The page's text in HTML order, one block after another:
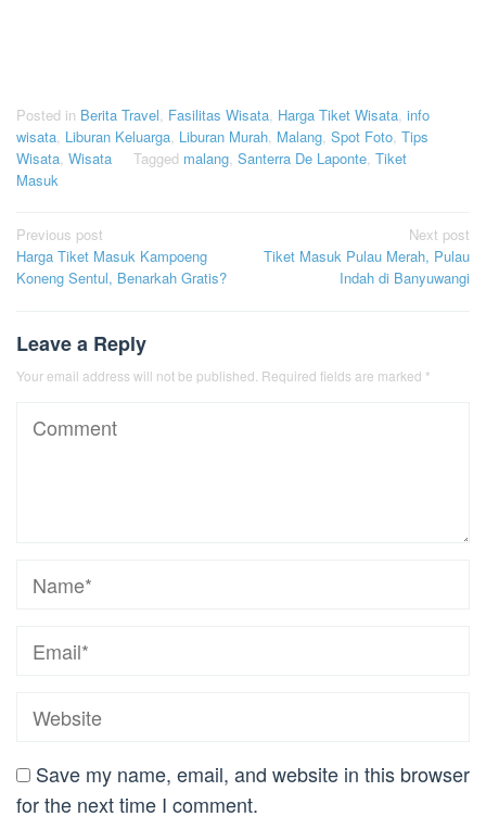
Posted in Berita Travel Fasilitas Wisata Harga Tiket Wisata info
wisata Liburan Keluarga Liburan Murah Malang Spot Foto Tips
Wisata Wisata Tagged malang Santerra De Laponte Tiket
Masuk
Post
navigation
Previous post
Harga Tiket Masuk Kampoeng
Koneng Sentul, Benarkah Gratis?
Next post
Tiket Masuk Pulau Merah, Pulau
Indah di Banyuwangi
Leave a Reply
Your email address will not be published. Required fields are marked *
Save my name, email, and website in this browser
for the next time I comment.